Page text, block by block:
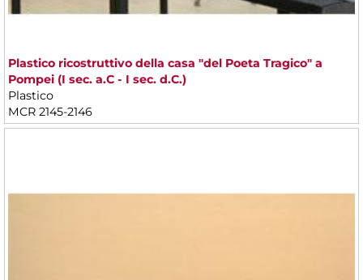
Plastico ricostruttivo della casa "del Poeta Tragico" a
Pompei (I sec. a.C - I sec. d.C.)
Plastico
MCR 2145-2146